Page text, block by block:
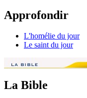
Approfondir
L'homélie du jour
Le saint du jour
La Bible